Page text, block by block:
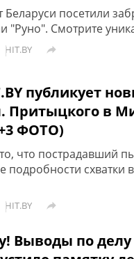
посетили
"Руно". Смотрите
HIT.BY 
публикует
Притыцкого в
ФОТО)
что пострадавший
подробности схватки
HIT.BY 
Выводы по